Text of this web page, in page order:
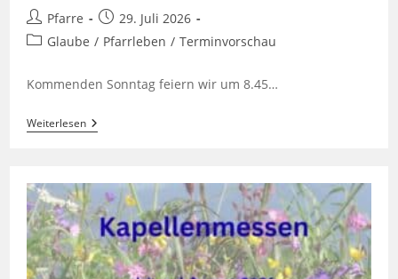
Beitrags-
Autor:
Pfarre
Beitrag
veröffentlicht:
29. Juli 2026
Beitrags-
Glaube / Pfarrleben / Terminvorschau
Kommenden Sonntag feiern wir um 8.45…
Weiterlesen2.
August
Uhr
Sonntagsmesse